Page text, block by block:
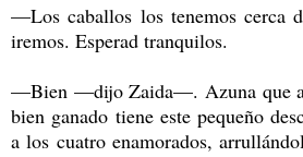
—Los caballos los tenemos cerca
iremos. Esperad tranquilos.
—Bien —dijo Zaida—. Azuna que
bien ganado tiene este pequeño
a los cuatro enamorados,